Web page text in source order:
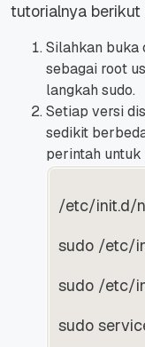
tutorialnya berikut
Silahkan buka
sebagai root
langkah sudo.
Setiap versi
sedikit
perintah
/etc/init.d/
sudo /etc/
sudo /etc/
sudo